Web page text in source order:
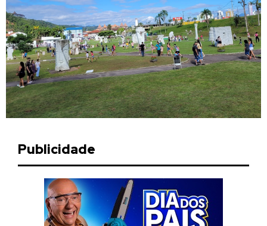
Publicidade